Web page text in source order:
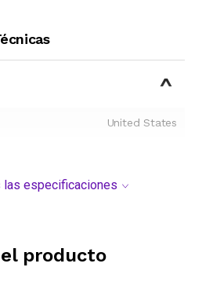
United States
las especificaciones
producto